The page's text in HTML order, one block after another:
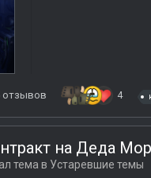
отзывов 4
на Деда
тема в Устаревшие темы